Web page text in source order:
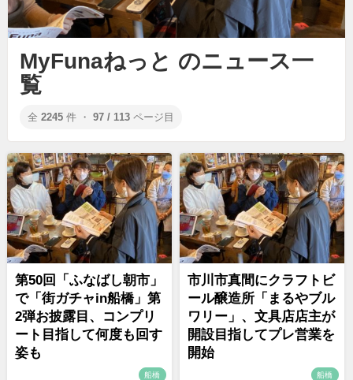
MyFunaねっと のニュース一
覧
全 2245 件 ・ 97 / 113 ページ目
第50回「ふなばし朝市」
で「街ガチャin船橋」第
2弾お披露目、コンプリ
ート目指して何度も回す
姿も
船橋
市川市真間にクラフトビ
ール醸造所「まるやブル
ワリー」、文具店店主が
開設目指してプレ営業を
開始
船橋